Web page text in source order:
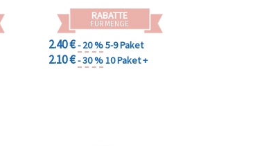
RABATTE
FÜR MENGE
2.40 €- 20 %5-9 Paket
2.10 €- 30 %10 Paket +